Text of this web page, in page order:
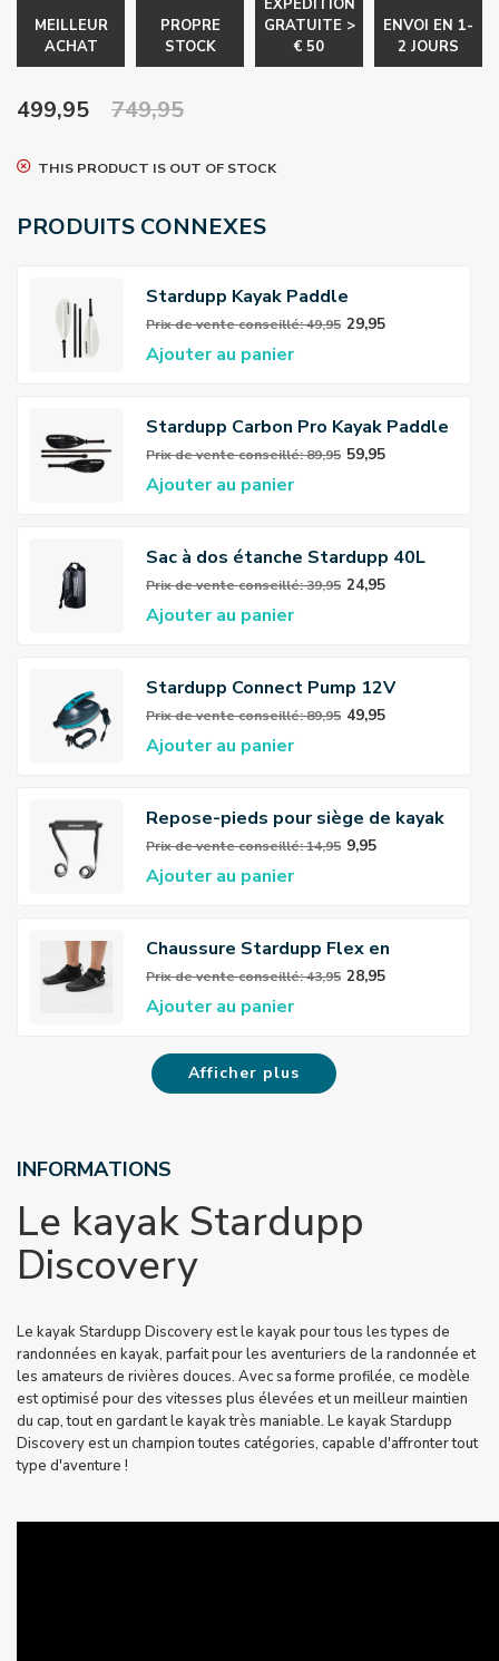
MEILLEUR
ACHAT
PROPRE
STOCK
EXPÉDITION
GRATUITE >
€ 50
ENVOI EN 1-
2 JOURS
499,95 749,95
THIS PRODUCT IS OUT OF STOCK
PRODUITS CONNEXES
Stardupp Kayak Paddle
Prix ​​de vente conseillé: 49,95 29,95
Ajouter au panier
Stardupp Carbon Pro Kayak Paddle
Prix ​​de vente conseillé: 89,95 59,95
Ajouter au panier
Sac à dos étanche Stardupp 40L
Prix ​​de vente conseillé: 39,95 24,95
Ajouter au panier
Stardupp Connect Pump 12V
Prix ​​de vente conseillé: 89,95 49,95
Ajouter au panier
Repose-pieds pour siège de kayak
Stardupp
Prix ​​de vente conseillé: 14,95 9,95
Ajouter au panier
Chaussure Stardupp Flex en
néoprène 3mm
Prix ​​de vente conseillé: 43,95 28,95
Ajouter au panier
Afficher plus
INFORMATIONS
Le kayak Stardupp
Discovery
Le kayak Stardupp Discovery est le kayak pour tous les types de
randonnées en kayak, parfait pour les aventuriers de la randonnée et
les amateurs de rivières douces. Avec sa forme profilée, ce modèle
est optimisé pour des vitesses plus élevées et un meilleur maintien
du cap, tout en gardant le kayak très maniable. Le kayak Stardupp
Discovery est un champion toutes catégories, capable d'affronter tout
type d'aventure !